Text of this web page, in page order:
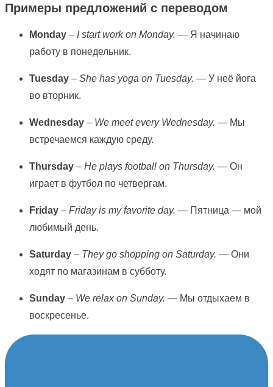
Примеры предложений с переводом
Monday – I start work on Monday. — Я начинаю
работу в понедельник.
Tuesday – She has yoga on Tuesday. — У неё йога
во вторник.
Wednesday – We meet every Wednesday. — Мы
встречаемся каждую среду.
Thursday – He plays football on Thursday. — Он
играет в футбол по четвергам.
Friday – Friday is my favorite day. — Пятница — мой
любимый день.
Saturday – They go shopping on Saturday. — Они
ходят по магазинам в субботу.
Sunday – We relax on Sunday. — Мы отдыхаем в
воскресенье.